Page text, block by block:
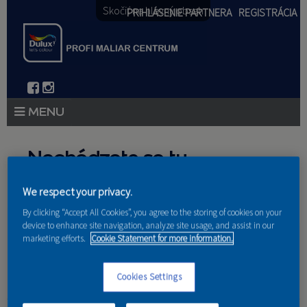
Skočiť na hlavný obsah
PRIHLÁSENIE PARTNERA REGISTRÁCIA
PORADENSTVO
AKCIE A NOVINKY
Nachádzate sa tu
Domov»Produkty»Partneri
We respect your privacy.
By clicking “Accept All Cookies”, you agree to the storing of cookies on your
device to enhance site navigation, analyze site usage, and assist in our
marketing efforts. Cookie Statement for more information.
Cookies Settings